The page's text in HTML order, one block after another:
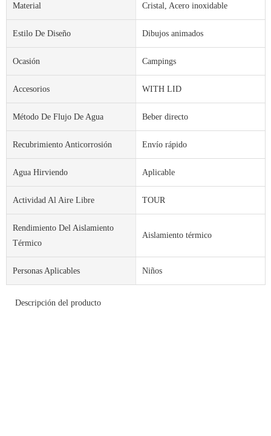
Material Cristal, Acero inoxidable
Estilo De Diseño Dibujos animados
Ocasión Campings
Accesorios WITH LID
Método De Flujo De Agua Beber directo
Recubrimiento Anticorrosión Envío rápido
Agua Hirviendo Aplicable
Actividad Al Aire Libre TOUR
Rendimiento Del Aislamiento
Térmico
Aislamiento térmico
Personas Aplicables Niños
Descripción del producto